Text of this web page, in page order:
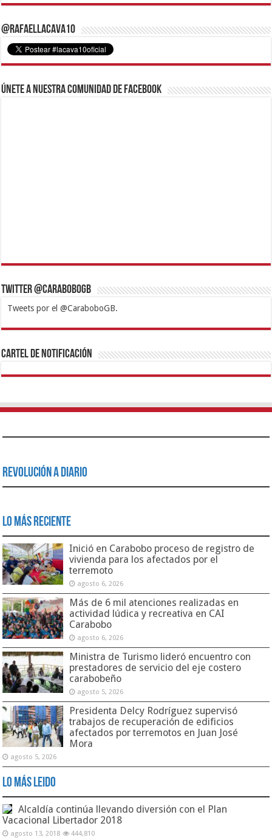
@RafaelLacava10
Únete a nuestra comunidad de Facebook
Twitter @CaraboboGB
Tweets por el @CaraboboGB.
1xbetBetturkeyBetistKralbetSupertotobetTipobetMatadorbetMariobet
https://mvbcasino.com/
Cartel de Notificación
Revolución a Diario
Lo Más Reciente
Inició en Carabobo proceso de registro de
vivienda para los afectados por el
terremoto
agosto 6, 2026
Más de 6 mil atenciones realizadas en
actividad lúdica y recreativa en CAI
Carabobo
agosto 6, 2026
Ministra de Turismo lideró encuentro con
prestadores de servicio del eje costero
carabobeño
agosto 5, 2026
Presidenta Delcy Rodríguez supervisó
trabajos de recuperación de edificios
afectados por terremotos en Juan José
Mora
agosto 5, 2026
Lo Más Leido
Alcaldía continúa llevando diversión con el Plan
Vacacional Libertador 2018
agosto 13, 2018 444,810